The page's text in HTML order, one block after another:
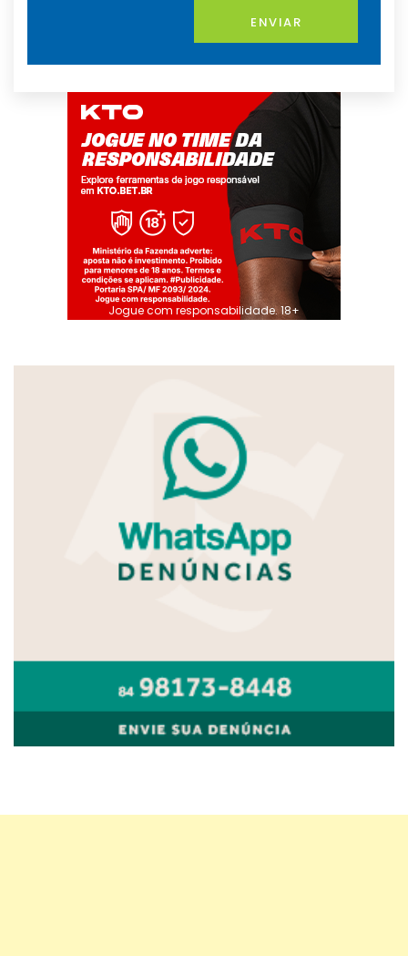
ENVIAR
Jogue com responsabilidade. 18+